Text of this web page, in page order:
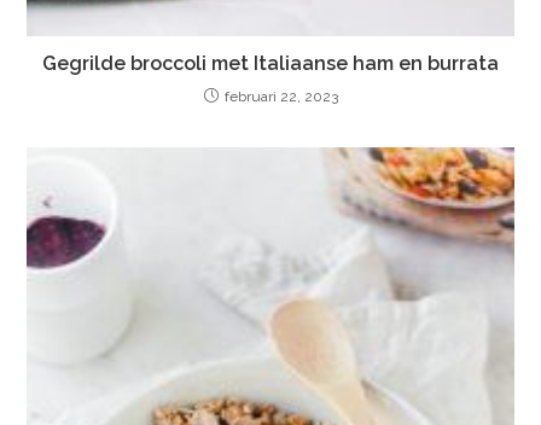
Gegrilde broccoli met Italiaanse ham en burrata
februari 22, 2023